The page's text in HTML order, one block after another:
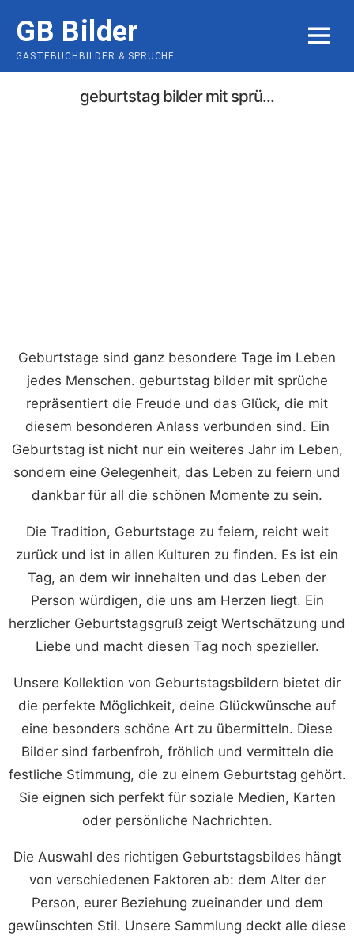
content
GB Bilder
GÄSTEBUCHBILDER & SPRÜCHE
MENU
geburtstag bilder mit sprü...
Geburtstage sind ganz besondere Tage im Leben
jedes Menschen. geburtstag bilder mit sprüche
repräsentiert die Freude und das Glück, die mit
diesem besonderen Anlass verbunden sind. Ein
Geburtstag ist nicht nur ein weiteres Jahr im Leben,
sondern eine Gelegenheit, das Leben zu feiern und
dankbar für all die schönen Momente zu sein.
Die Tradition, Geburtstage zu feiern, reicht weit
zurück und ist in allen Kulturen zu finden. Es ist ein
Tag, an dem wir innehalten und das Leben der
Person würdigen, die uns am Herzen liegt. Ein
herzlicher Geburtstagsgruß zeigt Wertschätzung und
Liebe und macht diesen Tag noch spezieller.
Unsere Kollektion von Geburtstagsbildern bietet dir
die perfekte Möglichkeit, deine Glückwünsche auf
eine besonders schöne Art zu übermitteln. Diese
Bilder sind farbenfroh, fröhlich und vermitteln die
festliche Stimmung, die zu einem Geburtstag gehört.
Sie eignen sich perfekt für soziale Medien, Karten
oder persönliche Nachrichten.
Die Auswahl des richtigen Geburtstagsbildes hängt
von verschiedenen Faktoren ab: dem Alter der
Person, eurer Beziehung zueinander und dem
gewünschten Stil. Unsere Sammlung deckt alle diese